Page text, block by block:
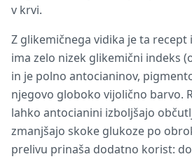
v krvi.
Z glikemičnega vidika je ta recept
ima zelo nizek glikemični indeks
in je polno antocianinov,
njegovo globoko vijolično barvo.
lahko antocianini izboljšajo
zmanjšajo skoke glukoze po
prelivu prinaša dodatno korist: